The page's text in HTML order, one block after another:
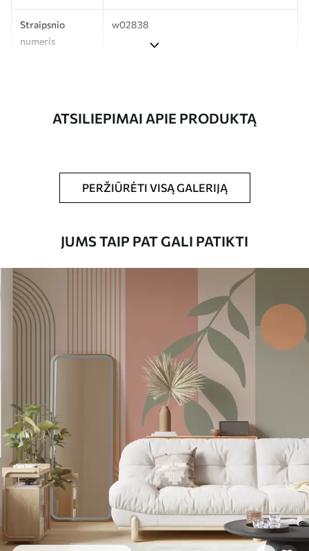
Straipsnio
numeris
w02838
Tapetus galima švelniai valyti minkšta
kempine. Lakuotus tapetus galima valyti
Taikymo būdas Sklandus taikymas
Turimos medžiagos
Standartas
56.67 34
Premium vinilas
65.0039.00
Peel and Stick
.65 .99€/m²
ATSILIEPIMAI APIE PRODUKTĄ
PERŽIŪRĖTI VISĄ GALERIJĄ
JUMS TAIP PAT GALI PATIKTI